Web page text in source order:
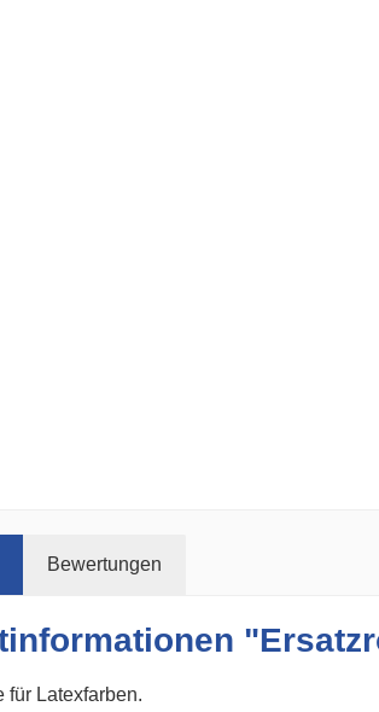
Bewertungen
für Latexfarben.